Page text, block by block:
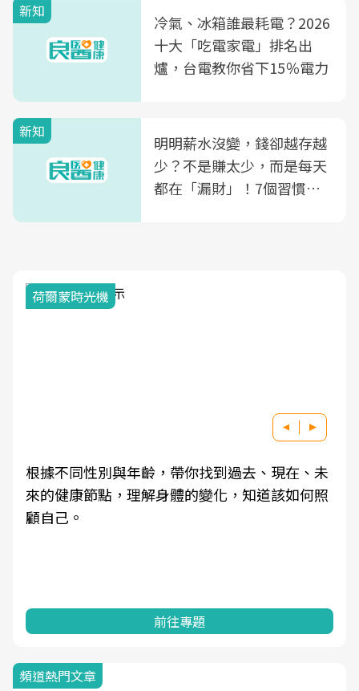
光田醫院建構360度女性健
康照護生態圈
新知
冷氣、冰箱誰最耗電？2026
十大「吃電家電」排名出
爐，台電教你省下15％電力
新知
明明薪水沒變，錢卻越存越
少？不是賺太少，而是每天
都在「漏財」！7個習慣一
荷爾蒙時光機
根據不同性別與年齡，帶你找到過去、現在、未
來的健康節點，理解身體的變化，知道該如何照
顧自己。
前往專題
頻道熱門文章